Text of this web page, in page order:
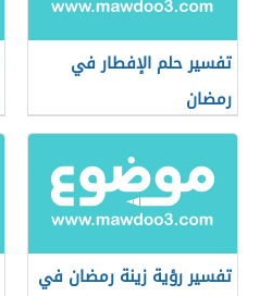
تفسير حلم الإفطار في
رمضان
تفسير رؤية زينة رمضان في